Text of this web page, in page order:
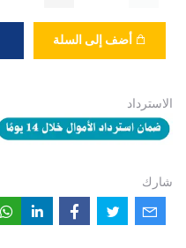
أضف إلى السلة
الاسترداد
شارك